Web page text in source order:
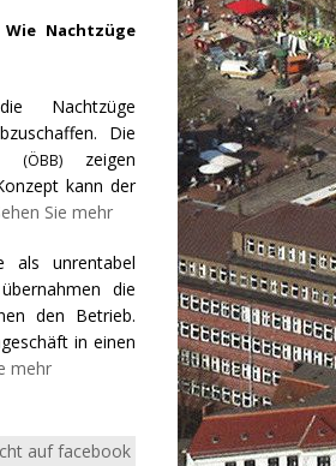
Nachtzüge
Nachtzüge
Die
(ÖBB)zeigen
kann der
Sie mehr
als unrentabel
die
den Betrieb.
in einen
mehr
auf facebook